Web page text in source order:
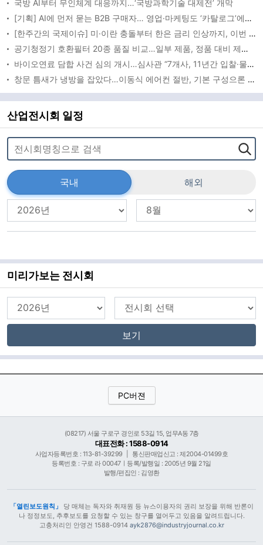
국방 AI부터 무인체계 대응까지…‘국방과학기술 대제전’ 개막
[기획] AI에 먼저 묻는 B2B 구매자… 영업·마케팅도 ‘카탈로그’에서 ‘AEO’로
[한주간의 국제이슈] 미·이란 충돌부터 한은 금리 인상까지, 이번 주 글로벌 변수 총집합
공기청정기 호환필터 20종 품질 비교…일부 제품, 정품 대비 제거성능 떨어져
바이오연료 담합 사건 심의 개시…심사관 “7개사, 11년간 입찰·물량 배분”
창문 틈새가 냉방을 잡았다…이동식 에어컨 절반, 기본 구성으론 ‘버거운 24도’
산업전시회 일정
국내 해외
미리가보는 전시회
보기
PC버젼
(08217) 서울 구로구 경인로 53길 15, 업무A동 7층
대표전화 : 1588-0914
사업자등록번호 : 113-81-39299
통신판매업신고 : 제2004-01499호
등록번호 : 구로 라 00047ㅣ등록/발행일 : 2005년 9월 21일
발행/편집인 : 김영환
「열린보도원칙」
당 매체는 독자와 취재원 등 뉴스이용자의 권리 보장을 위해 반론이
나 정정보도, 추후보도를 요청할 수 있는 창구를 열어두고 있음을 알려드립니다.
고충처리인 안영건 1588-0914 ayk2876@industryjournal.co.kr